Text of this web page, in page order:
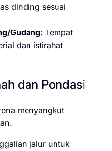
dinding sesuai
Gudang: Tempat
dan istirahat
dan Pondasi
menyangkut
jalur untuk